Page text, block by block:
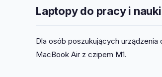
Laptopy do pracy i
Dla osób poszukujących urządzenia
MacBook Air z czipem M1.